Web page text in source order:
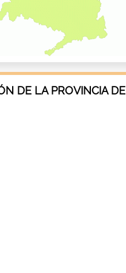
DE LA PROVINCIA DE